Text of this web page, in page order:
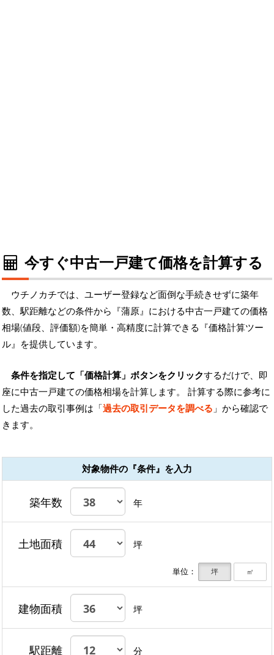
今すぐ中古一戸建て価格を計算する
ウチノカチでは、ユーザー登録など面倒な手続きせずに築年
数、駅距離などの条件から『蒲原』における中古一戸建ての価格
相場(値段、評価額)を簡単・高精度に計算できる『価格計算ツー
ル』を提供しています。
条件を指定して「価格計算」ボタンをクリックするだけで、即
座に中古一戸建ての価格相場を計算します。 計算する際に参考に
した過去の取引事例は「過去の取引データを調べる 」から確認で
きます。
対象物件の『条件』を入力
築年数 年
土地面積 坪
単位： 坪 ㎡
建物面積 坪
駅距離 分